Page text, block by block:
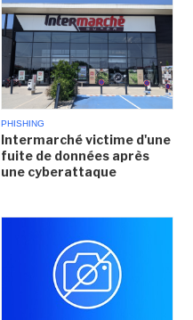
PHISHING
Intermarché victime d'une
fuite de données après
une cyberattaque